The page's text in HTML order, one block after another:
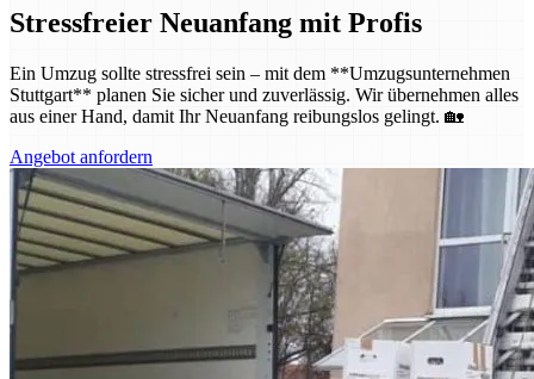
Stressfreier Neuanfang mit Profis
Ein Umzug sollte stressfrei sein – mit dem **Umzugsunternehmen
Stuttgart** planen Sie sicher und zuverlässig. Wir übernehmen alles
aus einer Hand, damit Ihr Neuanfang reibungslos gelingt. 🏡
Angebot anfordern